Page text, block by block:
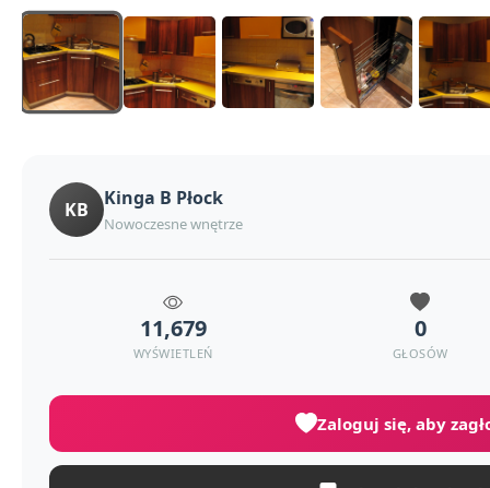
KB Kinga B Płock
Nowoczesne wnętrze
11,679
WYŚWIETLEŃ
0
GŁOSÓW
Zaloguj się, aby